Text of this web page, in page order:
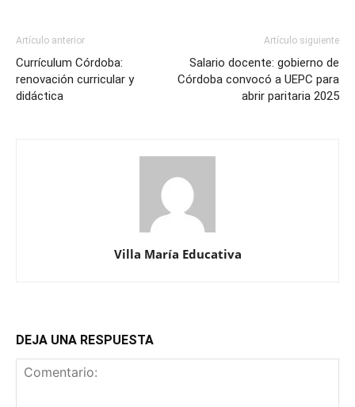
Artículo anterior
Currículum Córdoba:
renovación curricular y
didáctica
Artículo siguiente
Salario docente: gobierno de
Córdoba convocó a UEPC para
abrir paritaria 2025
Villa María Educativa
DEJA UNA RESPUESTA